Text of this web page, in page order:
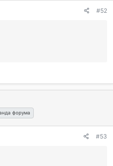
#52
форума
#53